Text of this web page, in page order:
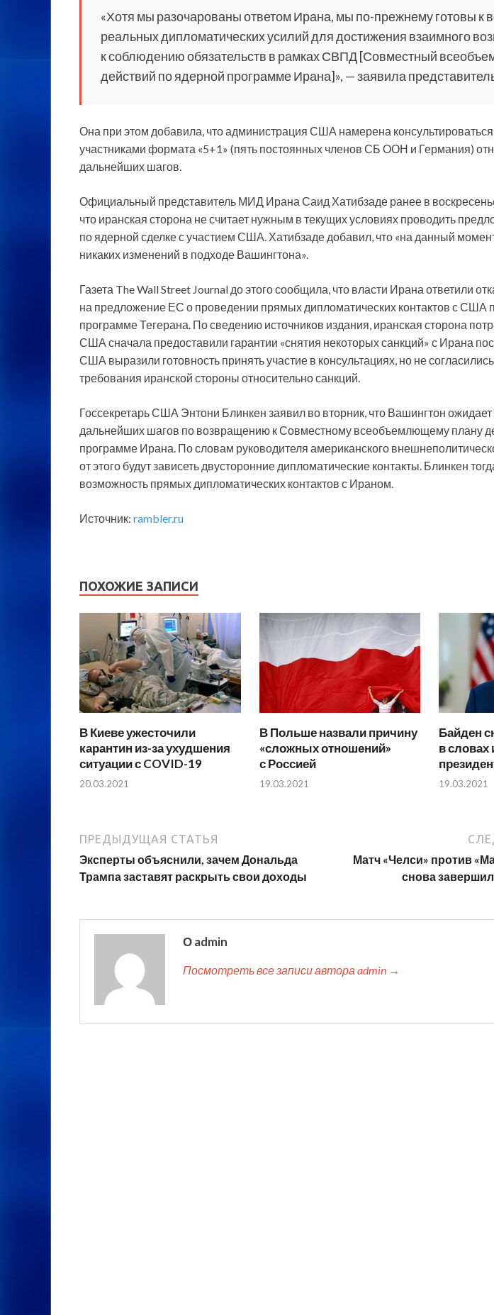
«Хотя мы разочарованы ответом Ирана, мы по-прежнему готовы к
реальных дипломатических усилий для достижения взаимного
к соблюдению обязательств в рамках СВПД [Совместный
действий по ядерной программе Ирана]», — заявила
Она при этом добавила, что администрация США намерена консультироваться
участниками формата «5+1» (пять постоянных членов СБ ООН и Германия)
дальнейших шагов.
Официальный представитель МИД Ирана Саид Хатибзаде ранее в
что иранская сторона не считает нужным в текущих условиях проводить
по ядерной сделке с участием США. Хатибзаде добавил, что «на данный
никаких изменений в подходе Вашингтона».
Газета The Wall Street Journal до этого сообщила, что власти Ирана ответили
на предложение ЕС о проведении прямых дипломатических контактов с США
программе Тегерана. По сведению источников издания, иранская сторона
США сначала предоставили гарантии «снятия некоторых санкций» с Ирана
США выразили готовность принять участие в консультациях, но не
требования иранской стороны относительно санкций.
Госсекретарь США Энтони Блинкен заявил во вторник, что Вашингтон ожидает
дальнейших шагов по возвращению к Совместному всеобъемлющему плану
программе Ирана. По словам руководителя американского
от этого будут зависеть двусторонние дипломатические контакты. Блинкен
возможность прямых дипломатических контактов с Ираном.
Источник: rambler.ru
ПОХОЖИЕ ЗАПИСИ
В Киеве ужесточили
карантин из-за ухудшения
ситуации с COVID-19
20.03.2021
В Польше назвали причину
«сложных отношений»
с Россией
19.03.2021
Байден
в словах
19.03.2021
ПРЕДЫДУЩАЯ СТАТЬЯ
Эксперты объяснили, зачем Дональда
Трампа заставят раскрыть свои доходы
Матч «Челси» против
снова
О admin
Посмотреть все записи автора admin →